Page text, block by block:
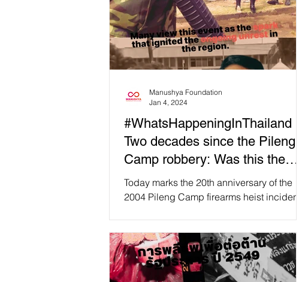
#WhatsHappeningInThailand 🌏
Two decades since the Pileng
Camp robbery: Was this the
spark that ignited Southern
Thailand's unrest?
Today marks the 20th anniversary of the
2004 Pileng Camp firearms heist incident
Manushya Foundation
Jan 4, 2024